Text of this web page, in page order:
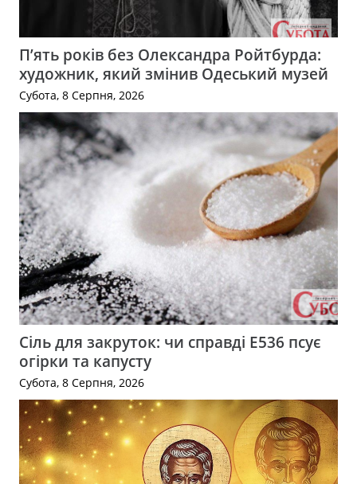
П’ять років без Олександра Ройтбурда:
художник, який змінив Одеський музей
Субота, 8 Серпня, 2026
Сіль для закруток: чи справді Е536 псує
огірки та капусту
Субота, 8 Серпня, 2026